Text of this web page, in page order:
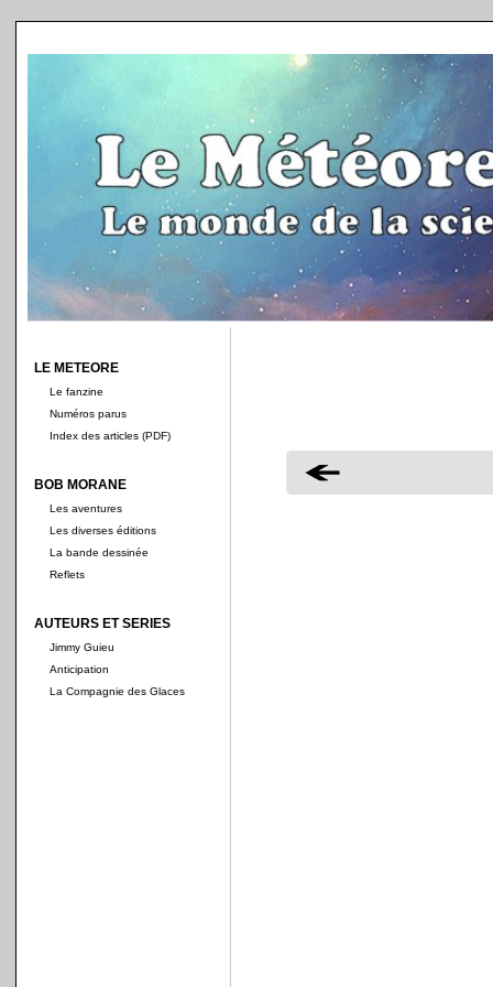
LE METEORE
Le fanzine
Numéros parus
Index des articles (PDF)
BOB MORANE
Les aventures
Les diverses éditions
La bande dessinée
Reflets
AUTEURS ET SERIES
Jimmy Guieu
Anticipation
La Compagnie des Glaces